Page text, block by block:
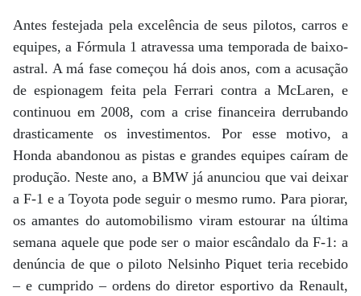
Antes festejada pela excelência de seus pilotos, carros e
equipes, a Fórmula 1 atravessa uma temporada de baixo-
astral. A má fase começou há dois anos, com a acusação
de espionagem feita pela Ferrari contra a McLaren, e
continuou em 2008, com a crise financeira derrubando
drasticamente os investimentos. Por esse motivo, a
Honda abandonou as pistas e grandes equipes caíram de
produção. Neste ano, a BMW já anunciou que vai deixar
a F-1 e a Toyota pode seguir o mesmo rumo. Para piorar,
os amantes do automobilismo viram estourar na última
semana aquele que pode ser o maior escândalo da F-1: a
denúncia de que o piloto Nelsinho Piquet teria recebido
– e cumprido – ordens do diretor esportivo da Renault,